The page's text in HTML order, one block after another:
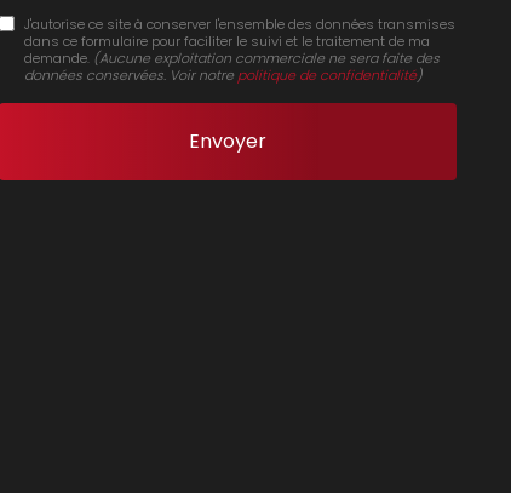
J'autorise ce site à conserver l'ensemble des données transmises
dans ce formulaire pour faciliter le suivi et le traitement de ma
demande. (Aucune exploitation commerciale ne sera faite des
données conservées. Voir notre politique de confidentialité)